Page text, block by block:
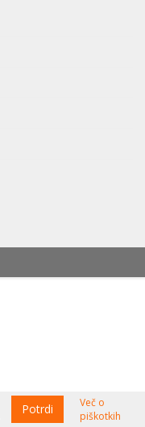
Potrdi
Več o
piškotkih